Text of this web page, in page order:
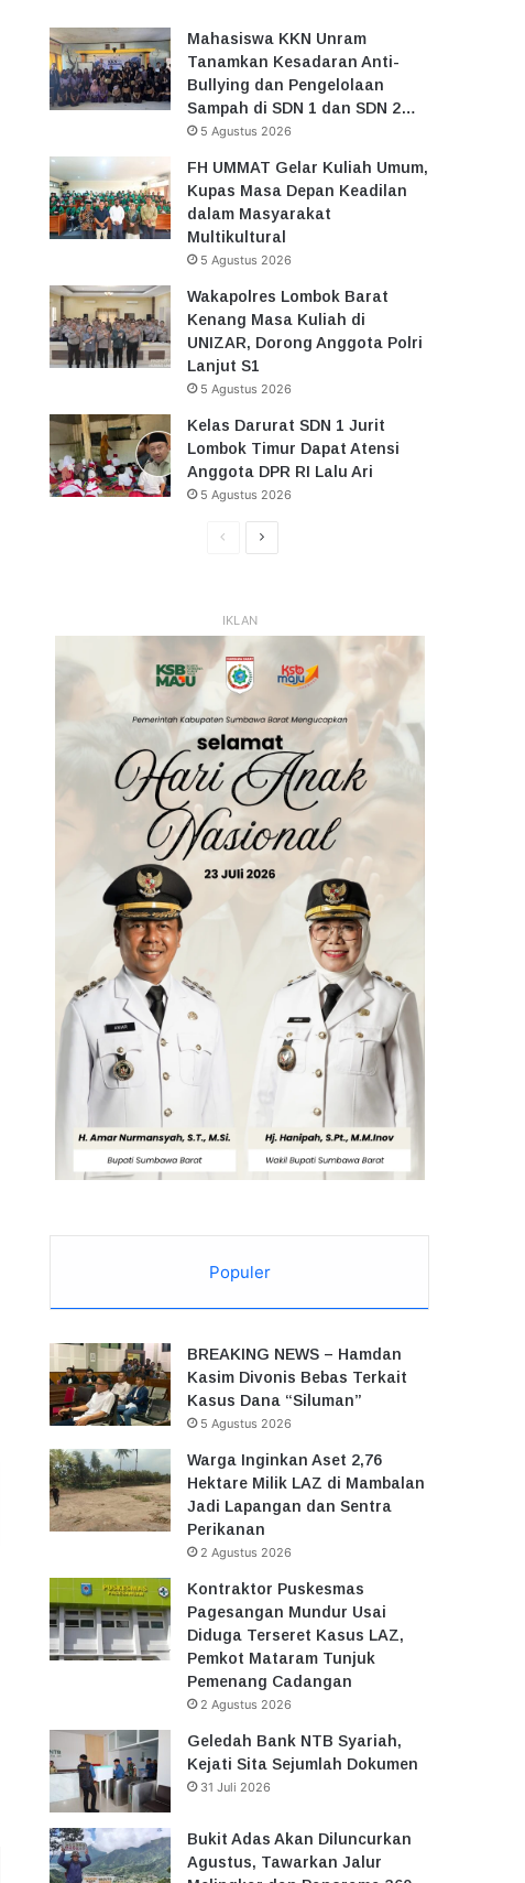
Mahasiswa KKN Unram
Tanamkan Kesadaran Anti-
Bullying dan Pengelolaan
Sampah di SDN 1 dan SDN 2…
5 Agustus 2026
FH UMMAT Gelar Kuliah Umum,
Kupas Masa Depan Keadilan
dalam Masyarakat
Multikultural
5 Agustus 2026
Wakapolres Lombok Barat
Kenang Masa Kuliah di
UNIZAR, Dorong Anggota Polri
Lanjut S1
5 Agustus 2026
Kelas Darurat SDN 1 Jurit
Lombok Timur Dapat Atensi
Anggota DPR RI Lalu Ari
5 Agustus 2026
HalamanHalaman
IKLAN
Populer
BREAKING NEWS – Hamdan
Kasim Divonis Bebas Terkait
Kasus Dana “Siluman”
5 Agustus 2026
Warga Inginkan Aset 2,76
Hektare Milik LAZ di Mambalan
Jadi Lapangan dan Sentra
Perikanan
2 Agustus 2026
Kontraktor Puskesmas
Pagesangan Mundur Usai
Diduga Terseret Kasus LAZ,
Pemkot Mataram Tunjuk
Pemenang Cadangan
2 Agustus 2026
Geledah Bank NTB Syariah,
Kejati Sita Sejumlah Dokumen
31 Juli 2026
Bukit Adas Akan Diluncurkan
Agustus, Tawarkan Jalur